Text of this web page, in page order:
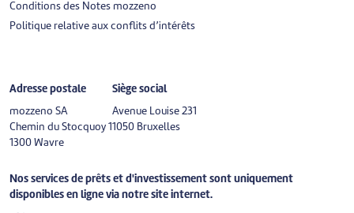
Conditions des Notes mozzeno
Politique relative aux conflits d’intérêts
Adresse postale
mozzeno SA
Chemin du Stocquoy 1
1300 Wavre
Siège social
Avenue Louise 231
1050 Bruxelles
Nos services de prêts et d'investissement sont uniquement
disponibles en ligne via notre site internet.